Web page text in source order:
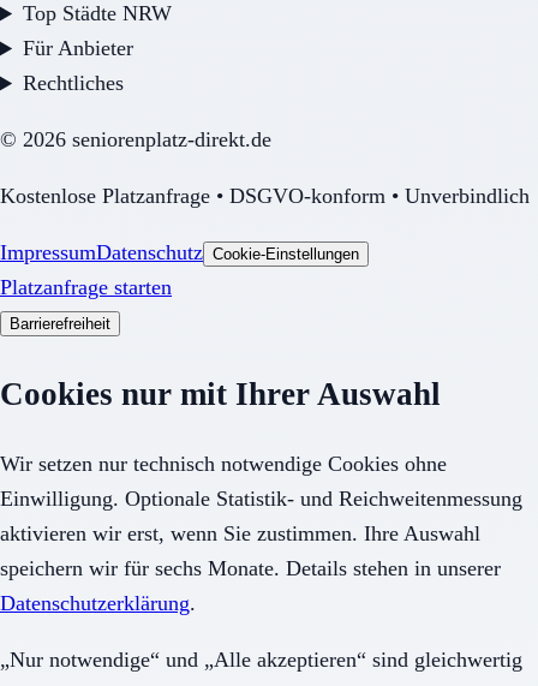
Top Städte NRW
Für Anbieter
Rechtliches
© 2026 seniorenplatz-direkt.de
Kostenlose Platzanfrage • DSGVO-konform • Unverbindlich
ImpressumDatenschutz Cookie-Einstellungen
Platzanfrage starten
Barrierefreiheit
Cookies nur mit Ihrer Auswahl
Wir setzen nur technisch notwendige Cookies ohne
Einwilligung. Optionale Statistik- und Reichweitenmessung
aktivieren wir erst, wenn Sie zustimmen. Ihre Auswahl
speichern wir für sechs Monate. Details stehen in unserer
Datenschutzerklärung.
„Nur notwendige“ und „Alle akzeptieren“ sind gleichwertig